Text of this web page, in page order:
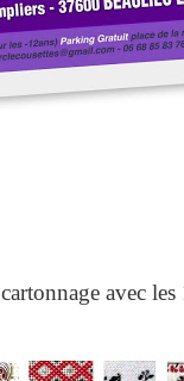
cartonnage avec